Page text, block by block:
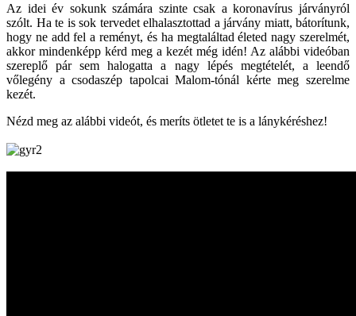
Az idei év sokunk számára szinte csak a koronavírus járványról
szólt. Ha te is sok tervedet elhalasztottad a járvány miatt, bátorítunk,
hogy ne add fel a reményt, és ha megtaláltad életed nagy szerelmét,
akkor mindenképp kérd meg a kezét még idén! Az alábbi videóban
szereplő pár sem halogatta a nagy lépés megtételét, a leendő
vőlegény a csodaszép tapolcai Malom-tónál kérte meg szerelme
kezét.
Nézd meg az alábbi videót, és meríts ötletet te is a lánykéréshez!